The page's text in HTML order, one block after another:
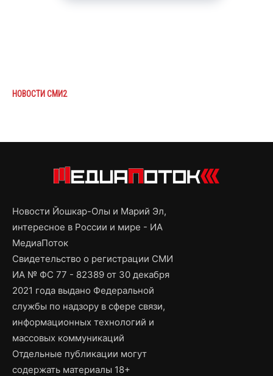
НОВОСТИ СМИ2
Новости Йошкар-Олы и Марий Эл,
интересное в России и мире - ИА
МедиаПоток
Свидетельство о регистрации СМИ
ИА № ФС 77 - 82389 от 30 декабря
2021 года выдано Федеральной
службы по надзору в сфере связи,
информационных технологий и
массовых коммуникаций
Отдельные публикации могут
содержать материалы 18+